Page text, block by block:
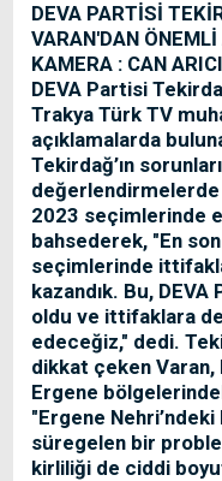
DEVA PARTİSİ
VARAN'DAN
KAMERA : CAN
DEVA Partisi
Trakya Türk TV
açıklamalarda
Tekirdağ’ın
2023 seçimlerinde
bahsederek, "En
seçimlerinde
kazandık. Bu,
oldu ve ittifaklara
edeceğiz," dedi.
dikkat çeken Varan,
Ergene
"Ergene Nehri’ndeki
süregelen bir
kirliliği de ciddi